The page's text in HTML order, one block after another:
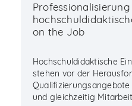
on the Job
Hochschuldidaktische
stehen vor der
und gleichzeitig